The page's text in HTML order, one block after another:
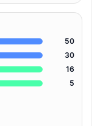
50
30
16
5